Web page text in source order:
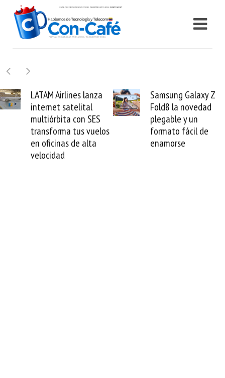
lanza
con SES
tus vuelos
de alta
Samsung Galaxy Z
Fold8 la novedad
plegable y un
formato fácil de
enamorse
valida